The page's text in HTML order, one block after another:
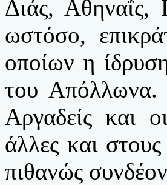
Διάς, Αθηναΐς,
ωστόσο,
οποίων η
του Απόλλωνα.
Αργαδείς και
άλλες και
πιθανώς